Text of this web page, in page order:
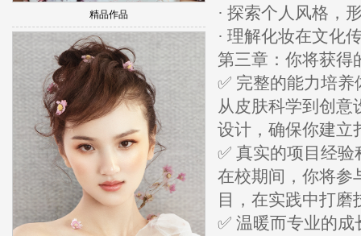
精品作品
· 探索个人风格，
· 理解化妆在文化
第三章：你将获得
✅ 完整的能力培养
从皮肤科学到创意
设计，确保你建立
✅ 真实的项目经验
在校期间，你将参
目，在实践中打磨
✅ 温暖而专业的成